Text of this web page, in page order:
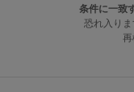
条件に一致
恐れ入りま
再